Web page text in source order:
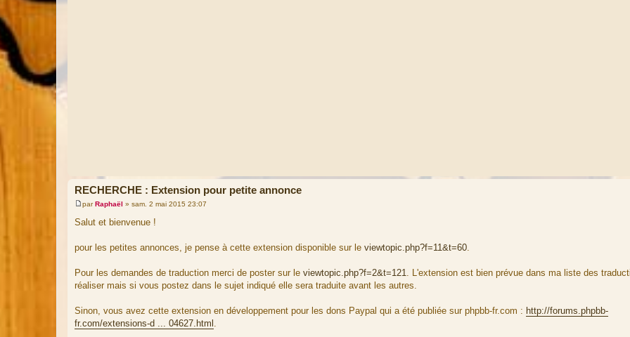
RECHERCHE : Extension pour petite annonce
M
e
s
g
parRaphaël » sam. 2 mai 2015 23:07
Salut et bienvenue !
pour les petites annonces, je pense à cette extension disponible sur le viewtopic.php?f=11&t=60
Pour les demandes de traduction merci de poster sur le viewtopic.php?f=2&t=121
. L'extension est bien prévue dans ma liste des
réaliser mais si vous postez dans le sujet indiqué elle sera traduite avant les autres.
Sinon, vous avez cette extension en développement pour les dons Paypal qui a été publiée sur phpbb-fr.com : http://forums.phpbb-
fr.com/extensions-d ... 04627.html